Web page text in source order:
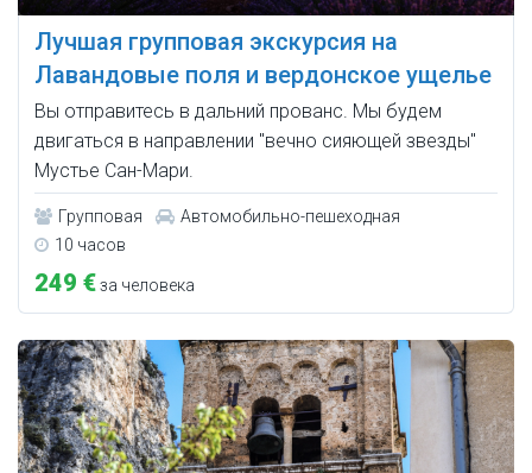
Лучшая групповая экскурсия на
Лавандовые поля и вердонское ущелье
Вы отправитесь в дальний прованс. Мы будем
двигаться в направлении "вечно сияющей звезды"
Мустье Сан-Мари.
Групповая
Автомобильно-пешеходная
10 часов
249 €за человека